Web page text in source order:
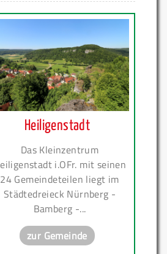
Heiligenstadt
Das Kleinzentrum
i.OFr. mit seinen
24 Gemeindeteilen liegt im
Städtedreieck Nürnberg -
Bamberg -...
zur Gemeinde